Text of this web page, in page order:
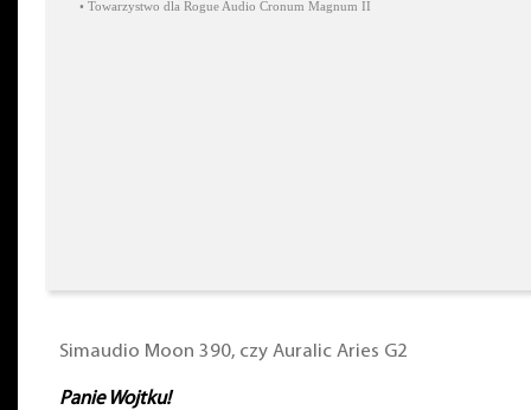
• Towarzystwo dla Rogue Audio Cronum Magnum II
Simaudio Moon 390, czy Auralic Aries G2
Panie Wojtku!